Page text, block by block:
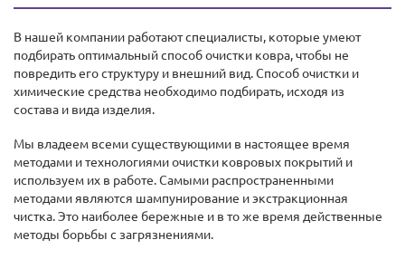
В нашей компании работают специалисты, которые умеют
подбирать оптимальный способ очистки ковра, чтобы не
повредить его структуру и внешний вид. Способ очистки и
химические средства необходимо подбирать, исходя из
состава и вида изделия.
Мы владеем всеми существующими в настоящее время
методами и технологиями очистки ковровых покрытий и
используем их в работе. Самыми распространенными
методами являются шампунирование и экстракционная
чистка. Это наиболее бережные и в то же время действенные
методы борьбы с загрязнениями.